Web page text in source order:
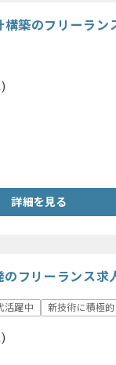
構築のフリーラン
詳細を見る
のフリーランス求
活躍中 新技術に積極的